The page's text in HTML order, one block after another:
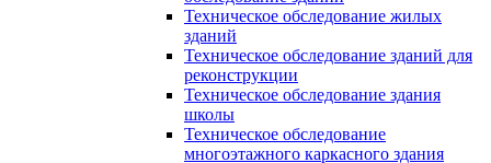
Техническое обследование жилых
зданий
Техническое обследование зданий для
реконструкции
Техническое обследование здания
школы
Техническое обследование
многоэтажного каркасного здания